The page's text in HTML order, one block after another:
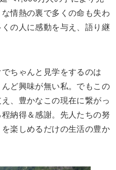
情熱の裏で多くの命も失わ
の人に感動を与え、語り継
ちゃんと見学をするのは
ど興味が無い私。でもこの
、豊かなこの現在に繋がっ
納得＆感謝。先人たちの努
楽しめるだけの生活の豊か